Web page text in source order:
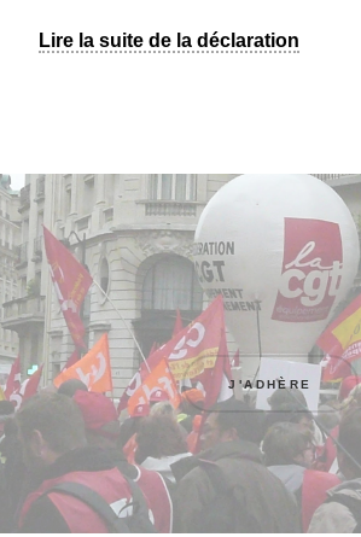
Lire la suite de la déclaration
J'ADHÈRE